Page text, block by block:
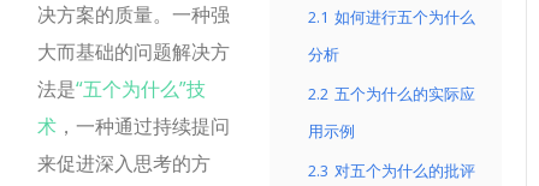
2.1 如何进行五个为什么
分析
2.2 五个为什么的实际应
用示例
2.3 对五个为什么的批评
决方案的质量。一种强
大而基础的问题解决方
法是“五个为什么”技
术 ，一种通过持续提问
来促进深入思考的方